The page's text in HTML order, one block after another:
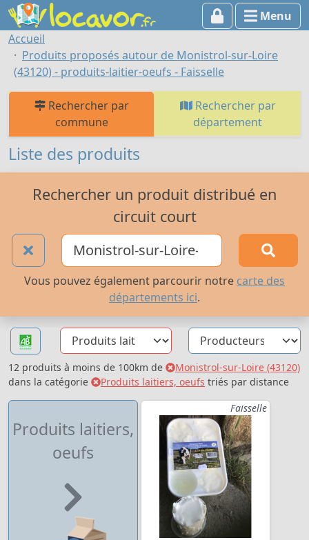
Menu
Accueil
Produits proposés autour de Monistrol-sur-Loire
(43120) - produits-laitier-oeufs - Faisselle
Rechercher par
commune
Rechercher par
département
Liste des produits
Rechercher un produit distribué en
circuit court
Vous pouvez également parcourir notre carte des
départements ici.
12 produits à moins de 100km de
Monistrol-sur-Loire (43120)
dans la catégorie
Produits laitiers, oeufs triés par distance
Produits laitiers,
oeufs
Faisselle